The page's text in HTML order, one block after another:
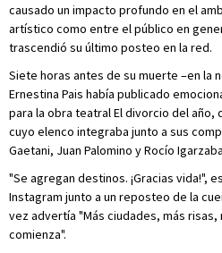
causado un impacto profundo en el
artístico como entre el público en
trascendió su último posteo en la red.
Siete horas antes de su muerte –en la
Ernestina Pais había publicado
para la obra teatral El divorcio del año,
cuyo elenco integraba junto a sus
Gaetani, Juan Palomino y Rocío
"Se agregan destinos. ¡Gracias vida!",
Instagram junto a un reposteo de la
vez advertía "Más ciudades, más risas,
comienza".